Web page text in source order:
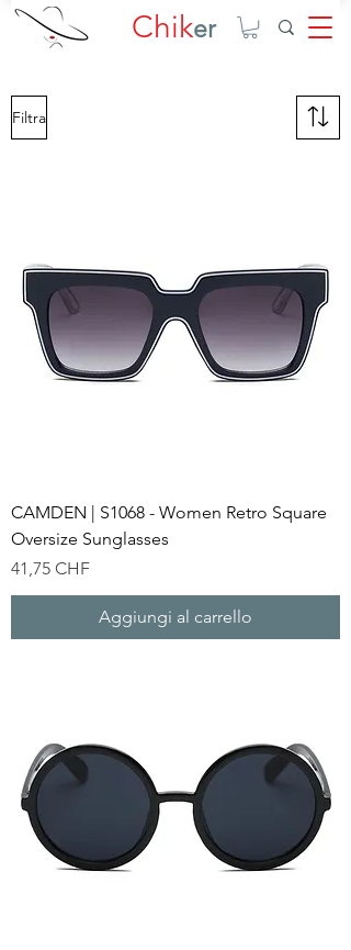
Chiker
Filtra
CAMDEN | S1068 - Women Retro Square
Oversize Sunglasses
Prezzo
41,75 CHF
Aggiungi al carrello